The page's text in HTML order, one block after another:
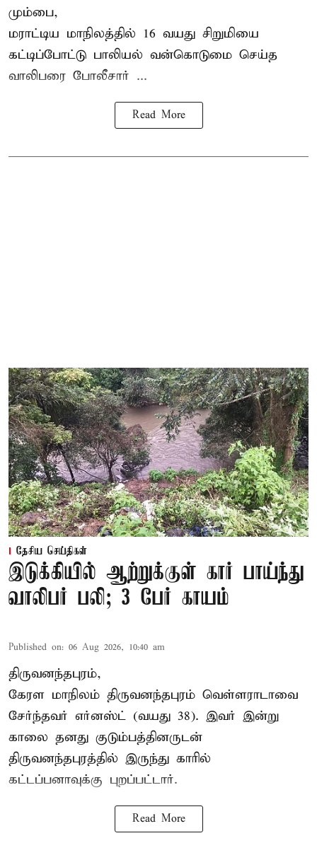
மும்பை,
மராட்டிய மாநிலத்தில் 16 வயது சிறுமியை
கட்டிப்போட்டு பாலியல் வன்கொடுமை செய்த
வாலிபரை போலீசார் ...
Read More
தேசிய செய்திகள்
இடுக்கியில் ஆற்றுக்குள் கார் பாய்ந்து
வாலிபர் பலி; 3 பேர் காயம்
Published on: 06 Aug 2026, 10:40 am
திருவனந்தபுரம்,
கேரள மாநிலம் திருவனந்தபுரம் வெள்ளராடாவை
சேர்ந்தவர் எர்னஸ்ட் (வயது 38). இவர் இன்று
காலை தனது குடும்பத்தினருடன்
திருவனந்தபுரத்தில் இருந்து காரில்
கட்டப்பனாவுக்கு புறப்பட்டார்.
Read More